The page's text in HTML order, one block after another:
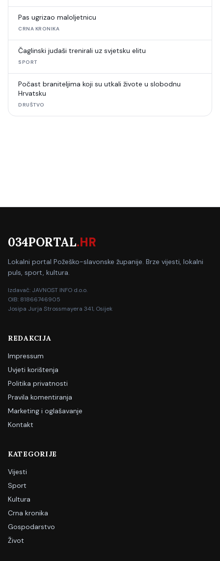
Pas ugrizao maloljetnicu
CRNA KRONIKA
Čaglinski judaši trenirali uz svjetsku elitu
SPORT
Počast braniteljima koji su utkali živote u slobodnu
Hrvatsku
DRUŠTVO
034PORTAL.HR
Lokalni portal Požeško-slavonske županije. Brze vijesti, lokalni
puls, sport, kultura.
Izdavač: JAVNOST INFO d.o.o.
OIB: 81866746905
Josipa Jurja Strossmayera 341, Osijek
REDAKCIJA
Impressum
Uvjeti korištenja
Politika privatnosti
Pravila komentiranja
Marketing i oglašavanje
Kontakt
KATEGORIJE
Vijesti
Sport
Kultura
Crna kronika
Gospodarstvo
Život